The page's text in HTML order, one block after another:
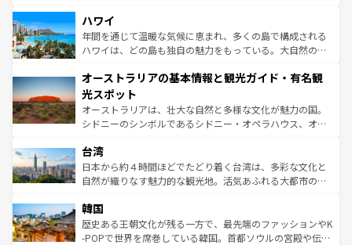
着のスイス情報は
のような巨大都市は、観光、ショッピング、エンターテイ
ンメントが詰まった刺激的なスポットだ。一方、アメリカ
西部には大自然が広がり、グランドキャニオンやイエロー
部のニューオーリンズでは、音楽と美食が融合した独特の
文化が魅力。旅行者はアメリカの各地域で異なる魅力を楽
しみながら、その多様性と豊かな歴史を感じることができ
るだろう。車でのロードトリップや列車の旅も、アメリカ
情報は
ハワイ
年間を通じて温暖な気候に恵まれ、多くの島で構成される
ハワイは、どの島も独自の魅力をもっている。大自然の神
ワイ島は見逃せない。また、定番の観光地といえばオアフ
島だが、静かな自然を求めるならマウイ島やカウアイ島が
おすすめ。エメラルドグリーンに輝く海をはじめ、豊かな
文化や歴史が息づいている。「アロハスピリット」と呼ば
人々、おいしいローカルフードやハワイアンミュージッ
ク、伝統的なフラダンスなど、すべてがハワイの魅力を彩
っている。訪れるたびに新しい発見と感動が待っているハ
はコンテンツ一覧
オーストラリアの基本情報と観光ガイド・有名観
光スポット
オーストラリアは、壮大な自然と多様な文化が魅力の国。
シドニーのシンボルであるシドニー・オペラハウス、オー
リアリーフや大陸中央部にそびえるウルル（エアーズロッ
ク）、タスマニアの美しい原生林やケアンズの熱帯雨林な
ど、見どころがたくさん。また、カフェやワイン、オージ
いる。アクティビティも充実しており、サーフィンやダイ
ビング、ハイキングなど、アウトドア好きにはたまらな
い。オーストラリアの多彩な魅力を存分に味わいつくそ
台湾
日本から約４時間ほどでたどり着く台湾は、多彩な文化と
自然が織りなす魅力的な観光地。活気あふれる大都市の台
ン）、静ひつな山岳地帯である台湾東部など、都市の喧騒
と山間の静けさが共存しており、訪れる人に新しい発見と
驚きをもたらしてくれる。また、奥深い台湾の食文化も魅
韓国
歴史ある王朝文化が残る一方で、最先端のファッションやK
-POPで世界を席巻している韓国。首都ソウルの宮殿や伝統